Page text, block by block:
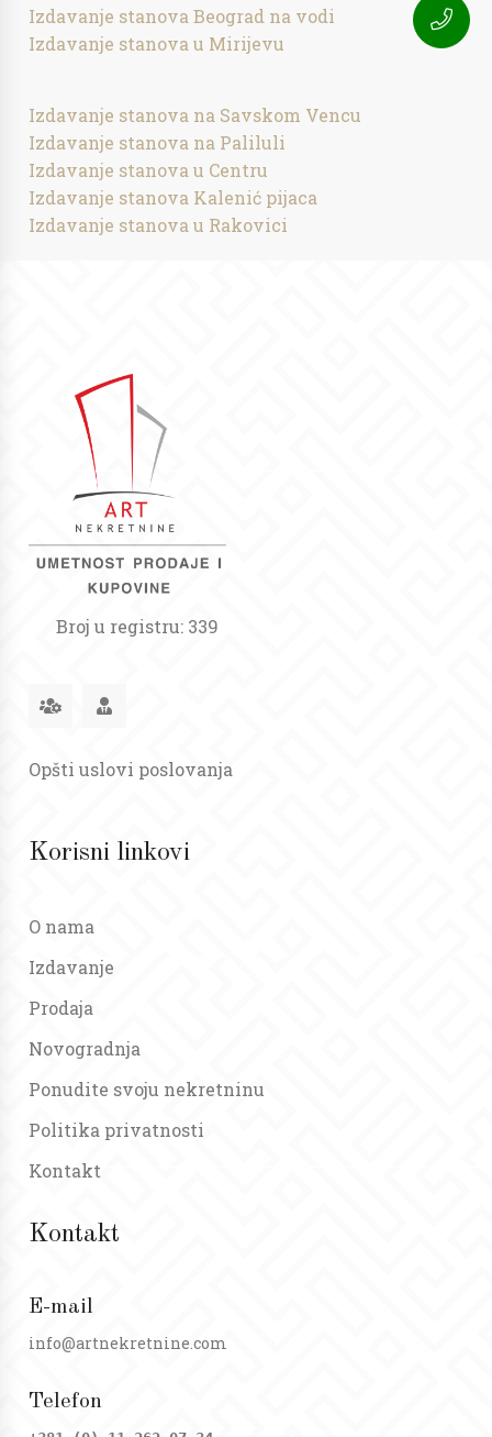
Izdavanje stanova Beograd na vodi
Izdavanje stanova u Mirijevu
Izdavanje stanova na Savskom Vencu
Izdavanje stanova na Paliluli
Izdavanje stanova u Centru
Izdavanje stanova Kalenić pijaca
Izdavanje stanova u Rakovici
Broj u registru: 339
Opšti uslovi poslovanja
Korisni linkovi
O nama
Izdavanje
Prodaja
Novogradnja
Ponudite svoju nekretninu
Politika privatnosti
Kontakt
Kontakt
E-mail
info@artnekretnine.com
Telefon